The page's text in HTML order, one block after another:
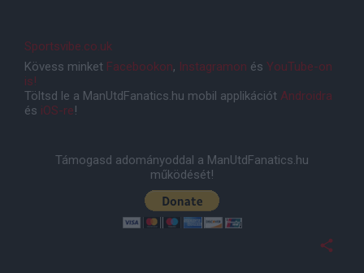
Sportsvibe.co.uk
Kövess minket Facebookon, Instagramon és YouTube-on
is!
Töltsd le a ManUtdFanatics.hu mobil applikációt Androidra
és iOS-re!
Támogasd adományoddal a ManUtdFanatics.hu
működését!